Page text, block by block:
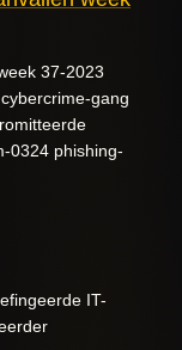
37-2023
cybercrime-gang
0324 phishing-
IT-